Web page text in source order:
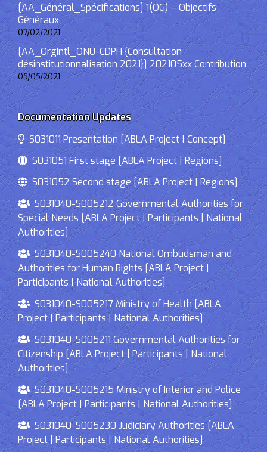
[AA_Général_Spécifications] 1(OG) – Objectifs
Généraux
07/02/2021
[AA_OrgIntl_ONU-CDPH {Consultation
désinstitutionnalisation 2021}] 202105xx Contribution
05/05/2021
Documentation Updates
S031011 Presentation [ABLA Project | Concept]
S031051 First stage [ABLA Project | Regions]
S031052 Second stage [ABLA Project | Regions]
S031040-S005212 Governmental Authorities for
Special Needs [ABLA Project | Participants | National
Authorities]
S031040-S005240 National Ombudsman and
Authorities for Human Rights [ABLA Project |
Participants | National Authorities]
S031040-S005217 Ministry of Health [ABLA
Project | Participants | National Authorities]
S031040-S005211 Governmental Authorities for
Citizenship [ABLA Project | Participants | National
Authorities]
S031040-S005215 Ministry of Interior and Police
[ABLA Project | Participants | National Authorities]
S031040-S005230 Judiciary Authorities [ABLA
Project | Participants | National Authorities]